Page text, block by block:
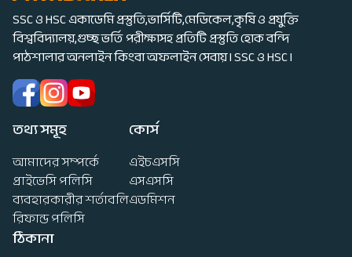
SSC ও HSC একাডেমি প্রস্তুতি,ভার্সিটি,মেডিকেল,কৃষি ও প্রযুক্তি
বিশ্ববিদ্যালয়,গুচ্ছ ভর্তি পরীক্ষাসহ প্রতিটি প্রস্তুতি হোক বন্দি
পাঠশালার অনলাইন কিংবা অফলাইন সেবায় I SSC ও HSC I
তথ্য সমূহ
আমাদের সম্পর্কে
প্রাইভেসি পলিসি
ব্যবহারকারীর শর্তাবলি
রিফান্ড পলিসি
কোর্স
এইচএসসি
এসএসসি
এডমিশন
ঠিকানা